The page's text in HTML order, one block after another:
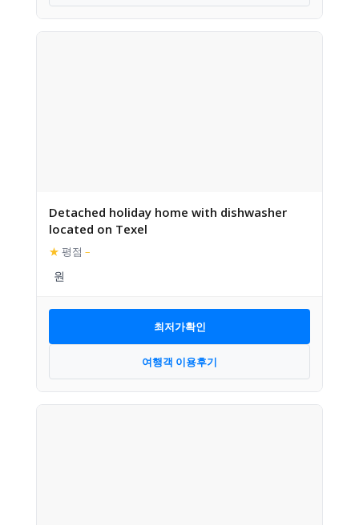
Detached holiday home with dishwasher
located on Texel
★ 평점 –
최저가확인
여행객 이용후기